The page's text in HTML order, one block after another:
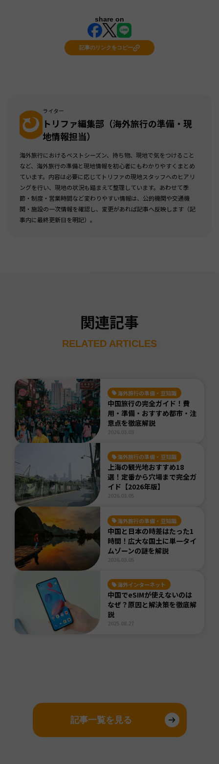
share on
記事のリンクをコピー
ライター
トリファ編集部（海外旅行の準備・現
地情報担当）
海外旅行におけるベストシーズン、持ち物、現地で気をつけること
など、海外旅行の準備と現地情報を初心者にもわかりやすくまとめ
ています。内容は必要に応じてトリファの現地スタッフへのヒアリ
ングを行い、現地の状況も踏まえて整理しています。あわせて季
節・制度・営業時間など変わりやすい情報は、公的機関や交通機
関・施設の一次情報を確認し、変更があれば記事へ反映します（記
事内に最終更新日を明記）。
関連記事
RELATED ARTICLES
海外旅行の準備・豆知識
中国旅行の完全ガイド！費
用・準備・おすすめ都市・注
意点を徹底解説
海外旅行の準備・豆知識
上海の観光地おすすめ18
選！定番から穴場まで完全ガ
イド【2026年版】
海外旅行の準備・豆知識
中国と日本の時差はたった1
時間！広大な国土に単一タイ
ムゾーンの謎を解説
海外インターネット
中国でeSIMが使えないのは
なぜ？原因と解決策を徹底解
説
記事一覧を見る